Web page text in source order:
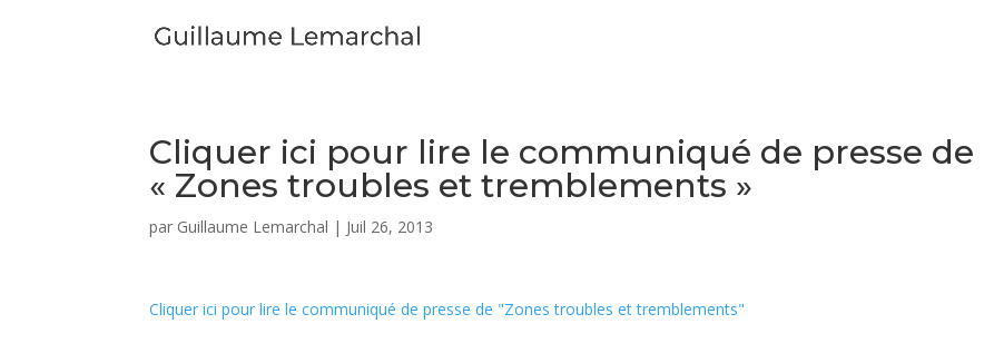
Cliquer ici pour lire le communiqué de presse de
« Zones troubles et tremblements »
par Guillaume Lemarchal | Juil 26, 2013
Cliquer ici pour lire le communiqué de presse de "Zones troubles et tremblements"